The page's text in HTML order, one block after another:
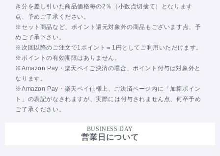
き分を差し引いた商品価格毎の2％（小数点切捨て）となります
点、予めご了承ください。
※セット商品など、ポイント還元対象外の商品もございます点、予
めご了承下さい。
※次回以降のご注文で1ポイント＝1円としてご利用いただけます。
※ポイントの有効期限はありません。
※Amazon Pay・楽天ペイご決済の場合、ポイント付与は対象外と
なります。
※Amazon Pay・楽天ペイ仕様上、ご決済ページ内に「加算ポイン
ト」の表記がなされますが、実際には付与されません点、何卒予め
ご了承ください。
BUSINESS DAY
営業日について